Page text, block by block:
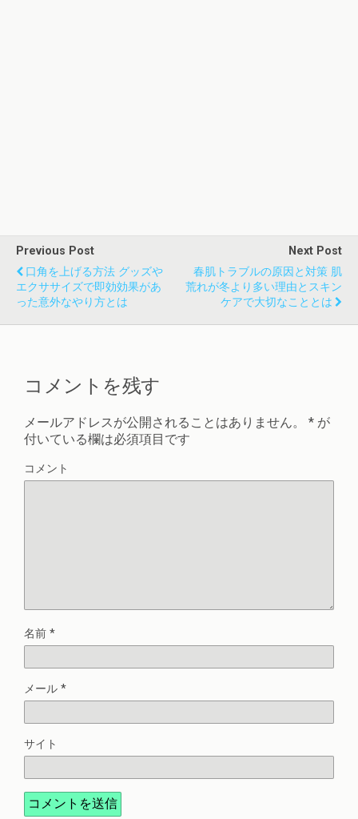
Previous Post
口角を上げる方法 グッズや
エクササイズで即効効果があ
った意外なやり方とは
Next Post
春肌トラブルの原因と対策 肌
荒れが冬より多い理由とスキン
ケアで大切なこととは
コメントを残す
メールアドレスが公開されることはありません。 * が
付いている欄は必須項目です
コメント
名前 *
メール *
サイト